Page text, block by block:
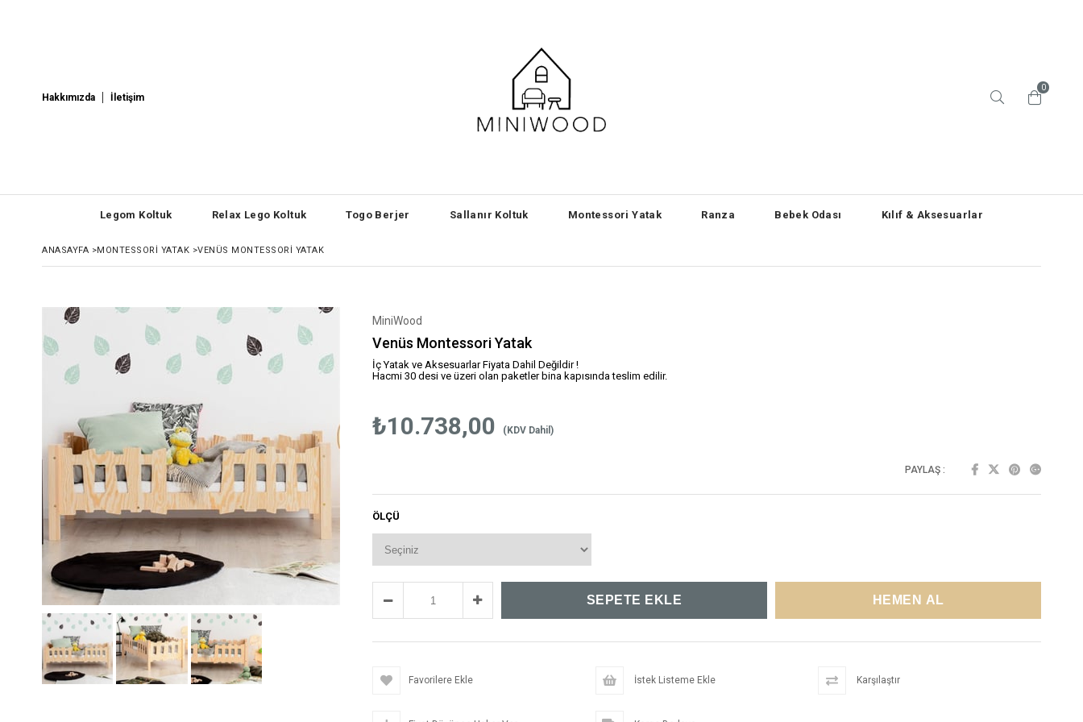
Hakkımızda İletişim
0
Legom Koltuk Relax Lego Koltuk Togo Berjer Sallanır Koltuk Montessori Yatak Ranza Bebek Odası Kılıf & Aksesuarlar
ANASAYFA >MONTESSORI YATAK >VENÜS MONTESSORI YATAK
MiniWood
Venüs Montessori Yatak
İç Yatak ve Aksesuarlar Fiyata Dahil Değildir !
Hacmi 30 desi ve üzeri olan paketler bina kapısında teslim edilir.
₺10.738,00 (KDV Dahil)
PAYLAŞ :
ÖLÇÜ
Favorilere Ekle İstek Listeme Ekle Karşılaştır